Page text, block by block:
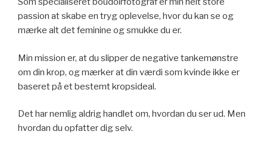
passion at skabe en tryg oplevelse, hvor du kan se og
mærke alt det feminine og smukke du er.
Min mission er, at du slipper de negative tankemønstre
om din krop, og mærker at din værdi som kvinde ikke er
baseret på et bestemt kropsideal.
Det har nemlig aldrig handlet om, hvordan du ser ud. Men
hvordan du opfatter dig selv.